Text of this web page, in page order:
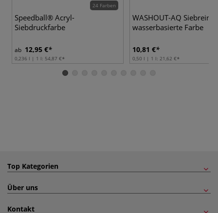
24 Farben
Speedball® Acryl-
Siebdruckfarbe
ab 12,95 €
0,236 l | 1 l: 54,87 €
WASHOUT-AQ
wasserbasierte Farbe
10,81 €
0,50 l | 1 l: 21,62 €
Top Kategorien
Über uns
Kontakt